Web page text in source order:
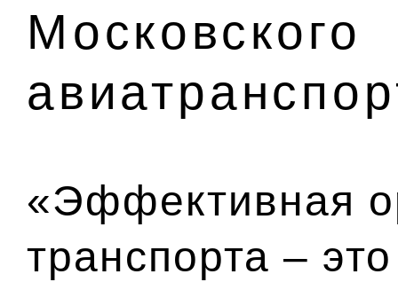
Московского
«Эффективная
транспорта –